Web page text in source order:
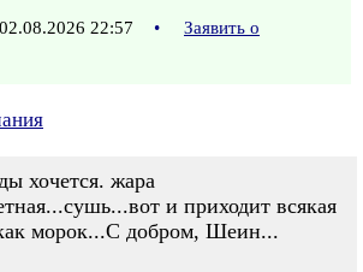
22:57 •
Заявить о
хочется. жара
и приходит всякая
морок...С добром, Шеин...